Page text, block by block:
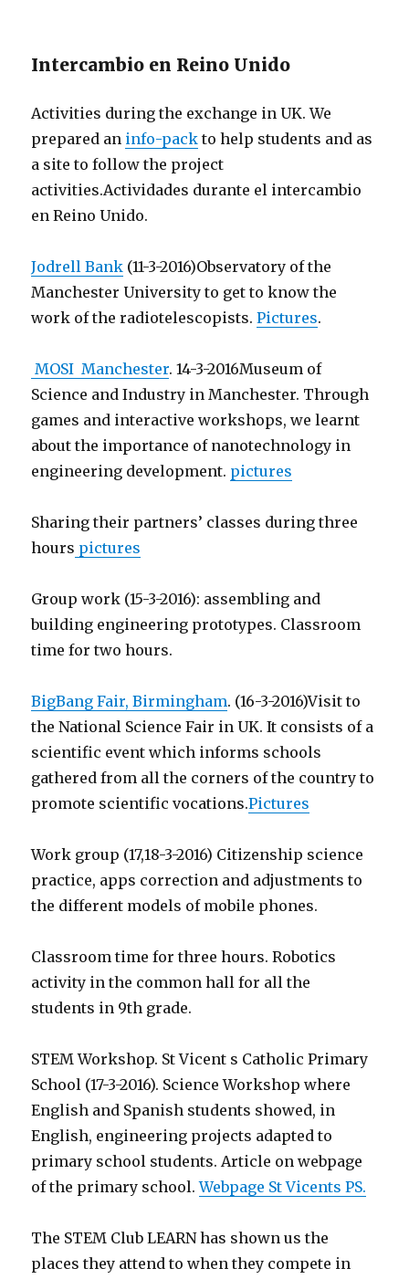
Intercambio en Reino Unido
Activities during the exchange in UK. We
prepared an info-pack to help students and as
a site to follow the project
activities.Actividades durante el intercambio
en Reino Unido.
Jodrell Bank (11-3-2016)Observatory of the
Manchester University to get to know the
work of the radiotelescopists. Pictures.
MOSI Manchester. 14-3-2016Museum of
Science and Industry in Manchester. Through
games and interactive workshops, we learnt
about the importance of nanotechnology in
engineering development. pictures
Sharing their partners’ classes during three
hours pictures
Group work (15-3-2016): assembling and
building engineering prototypes. Classroom
time for two hours.
BigBang Fair, Birmingham. (16-3-2016)Visit to
the National Science Fair in UK. It consists of a
scientific event which informs schools
gathered from all the corners of the country to
promote scientific vocations.Pictures
Work group (17,18-3-2016) Citizenship science
practice, apps correction and adjustments to
the different models of mobile phones.
Classroom time for three hours. Robotics
activity in the common hall for all the
students in 9th grade.
STEM Workshop. St Vicent s Catholic Primary
School (17-3-2016). Science Workshop where
English and Spanish students showed, in
English, engineering projects adapted to
primary school students. Article on webpage
of the primary school. Webpage St Vicents PS.
The STEM Club LEARN has shown us the
places they attend to when they compete in